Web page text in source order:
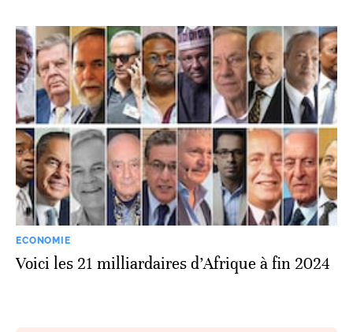
ECONOMIE
Voici les 21 milliardaires d’Afrique à fin 2024